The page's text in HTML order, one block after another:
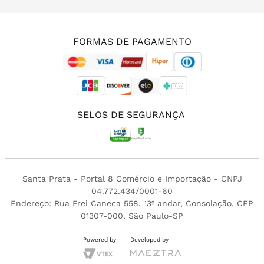
FORMAS DE PAGAMENTO
SELOS DE SEGURANÇA
Santa Prata - Portal 8 Comércio e Importação - CNPJ
04.772.434/0001-60
Endereço: Rua Frei Caneca 558, 13º andar, Consolação, CEP
01307-000, São Paulo-SP
Powered by Developed by